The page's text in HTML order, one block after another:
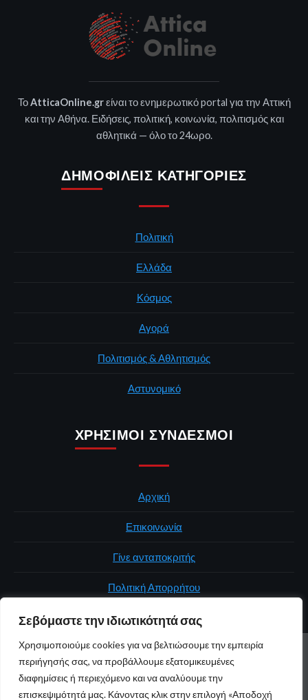
Σεβόμαστε την ιδιωτικότητά σας
Χρησιμοποιούμε cookies για να βελτιώσουμε την εμπειρία
περιήγησής σας, να προβάλλουμε εξατομικευμένες
διαφημίσεις ή περιεχόμενο και να αναλύουμε την
επισκεψιμότητά μας. Κάνοντας κλικ στην επιλογή «Αποδοχή
ΤοAtticaOnline.grείναι το ενημερωτικό portal για την Αττική
και την Αθήνα. Ειδήσεις, πολιτική, κοινωνία, πολιτισμός και
αθλητικά — όλο το 24ωρο.
ΔΗΜΟΦΙΛΕΊΣ ΚΑΤΗΓΟΡΊΕΣ
Πολιτική
Ελλάδα
Κόσμος
Αγορά
Πολιτισμός & Αθλητισμός
Αστυνομικό
ΧΡΉΣΙΜΟΙ ΣΎΝΔΕΣΜΟΙ
Αρχική
Επικοινωνία
Γίνε ανταποκριτής
Πολιτική Απορρήτου
ΑΡΧΙΚΉ ΠΟΛΙΤΙΚΉ ΕΛΛΆΔΑ ΚΌΣΜΟΣ
ΕΠΙΚΟΙΝΩΝΊΑ